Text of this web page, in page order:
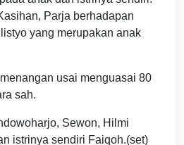
Parja berhadapan
yang merupakan anak
usai menguasai 80
sah.
Sewon, Hilmi
istrinya sendiri Faiqoh.(set)